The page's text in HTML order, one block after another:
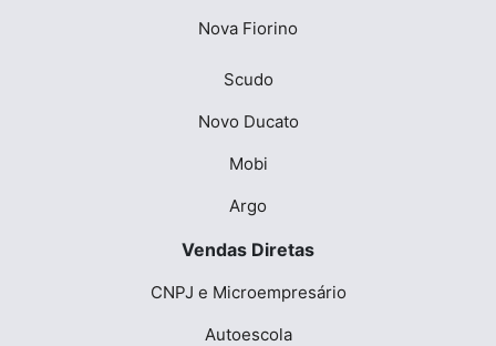
Nova Fiorino
Scudo
Novo Ducato
Mobi
Argo
Vendas Diretas
CNPJ e Microempresário
Autoescola